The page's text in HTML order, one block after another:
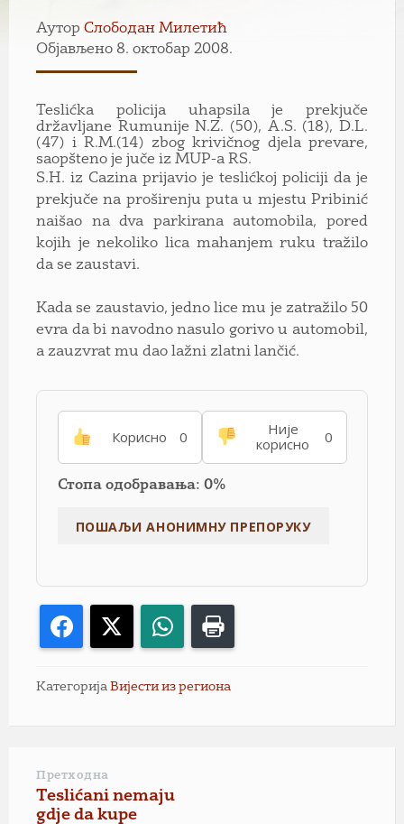
Аутор Слободан Милетић
Објављено 8. октобар 2008.
Teslićka policija uhapsila je prekjuče
državljane Rumunije N.Z. (50), A.S. (18), D.L.
(47) i R.M.(14) zbog krivičnog djela prevare,
saopšteno je juče iz MUP-a RS.
S.H. iz Cazina prijavio je teslićkoj policiji da je
prekjuče na proširenju puta u mjestu Pribinić
naišao na dva parkirana automobila, pored
kojih je nekoliko lica mahanjem ruku tražilo
da se zaustavi.
Kada se zaustavio, jedno lice mu je zatražilo 50
evra da bi navodno nasulo gorivo u automobil,
a zauzvrat mu dao lažni zlatni lančić.
Корисно 0
Није
корисно
0
Стопа одобравања: 0%
Facebook WhatsApp
Категорија Вијести из региона
Претходна
Teslićani nemaju
gdje da kupe